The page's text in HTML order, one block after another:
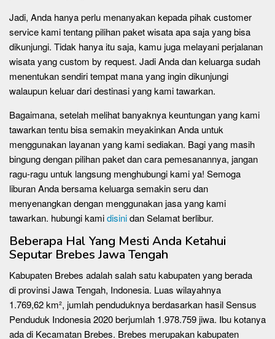
Jadi, Anda hanya perlu menanyakan kepada pihak customer
service kami tentang pilihan paket wisata apa saja yang bisa
dikunjungi. Tidak hanya itu saja, kamu juga melayani perjalanan
wisata yang custom by request. Jadi Anda dan keluarga sudah
menentukan sendiri tempat mana yang ingin dikunjungi
walaupun keluar dari destinasi yang kami tawarkan.
Bagaimana, setelah melihat banyaknya keuntungan yang kami
tawarkan tentu bisa semakin meyakinkan Anda untuk
menggunakan layanan yang kami sediakan. Bagi yang masih
bingung dengan pilihan paket dan cara pemesanannya, jangan
ragu-ragu untuk langsung menghubungi kami ya! Semoga
liburan Anda bersama keluarga semakin seru dan
menyenangkan dengan menggunakan jasa yang kami
tawarkan. hubungi kamidisinidan Selamat berlibur.
Beberapa Hal Yang Mesti Anda Ketahui
Seputar Brebes Jawa Tengah
Kabupaten Brebes adalah salah satu kabupaten yang berada
di provinsi Jawa Tengah, Indonesia. Luas wilayahnya
1.769,62 km², jumlah penduduknya berdasarkan hasil Sensus
Penduduk Indonesia 2020 berjumlah 1.978.759 jiwa. Ibu kotanya
ada di Kecamatan Brebes. Brebes merupakan kabupaten